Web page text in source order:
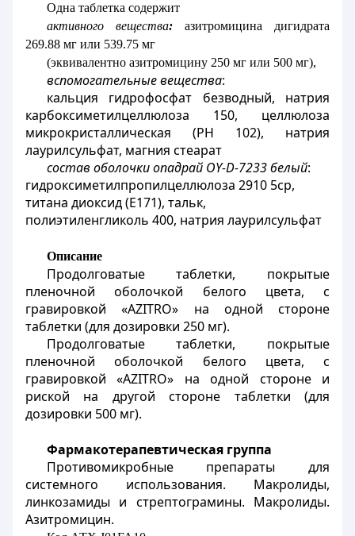
Одна таблетка содержит
активного вещества:азитромицина дигидрата
269.88 мг или 539.75 мг
(эквивалентно азитромицину 250 мг или 500 мг),
вспомогательные вещества:
кальция гидрофосфат безводный, натрия
карбоксиметилцеллюлоза 150, целлюлоза
микрокристаллическая (РН 102), натрия
лаурилсульфат, магния стеарат
состав оболочки опадрай ОY-D-7233 белый:
гидроксиметилпропилцеллюлоза 2910 5ср,
титана диоксид (Е171), тальк,
полиэтиленгликоль 400, натрия лаурилсульфат
Описание
Продолговатые таблетки, покрытые
пленочной оболочкой белого цвета, с
гравировкой «AZITRO» на одной стороне
таблетки (для дозировки 250 мг).
Продолговатые таблетки, покрытые
пленочной оболочкой белого цвета, с
гравировкой «AZITRO» на одной стороне и
риской на другой стороне таблетки (для
дозировки 500 мг).
Фармакотерапевтическая группа
Противомикробные препараты для
системного использования. Макролиды,
линкозамиды и стрептограмины. Макролиды.
Азитромицин.